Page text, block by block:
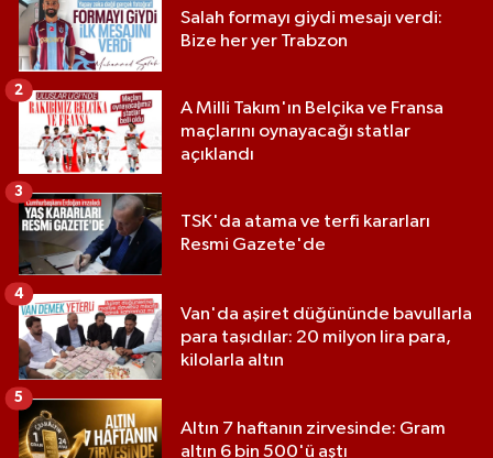
Salah formayı giydi mesajı verdi:
Bize her yer Trabzon
A Milli Takım'ın Belçika ve Fransa
maçlarını oynayacağı statlar
açıklandı
2
TSK'da atama ve terfi kararları
Resmi Gazete'de
3
Van'da aşiret düğününde bavullarla
para taşıdılar: 20 milyon lira para,
kilolarla altın
4
Altın 7 haftanın zirvesinde: Gram
altın 6 bin 500'ü aştı
5